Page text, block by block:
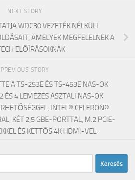
NEXT STORY
WDC30 VEZETÉK NÉLKÜLI
AMELYEK MEGFELELNEK A
ELŐÍRÁSOKNAK
PREVIOUS STORY
A TS-253E ÉS TS-453E NAS-OK
ÉS 4 LEMEZES ASZTALI NAS-OK
INTEL® CELERON®
KÉT 2,5 GBE-PORTTAL, M.2 PCIE-
ÉS KETTŐS 4K HDMI-VEL